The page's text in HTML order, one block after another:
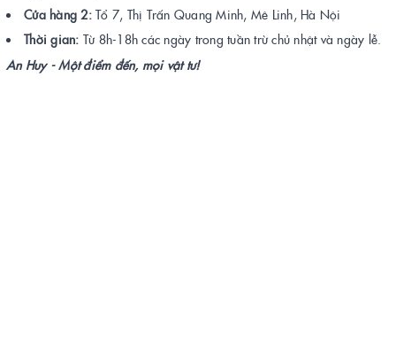
Cửa hàng 2: Tổ 7, Thị Trấn Quang Minh, Mê Linh, Hà Nội
Thời gian: Từ 8h-18h các ngày trong tuần trừ chủ nhật và ngày lễ.
An Huy - Một điểm đến, mọi vật tư!